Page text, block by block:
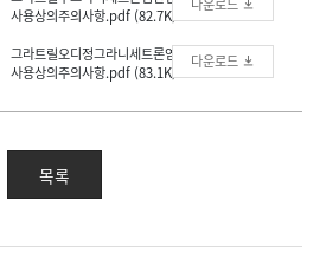
사용상의주의사항.pdf (82.7K)
다운로드
그라트릴오디정그라니세트론염산염_
사용상의주의사항.pdf (83.1K)
다운로드
목록